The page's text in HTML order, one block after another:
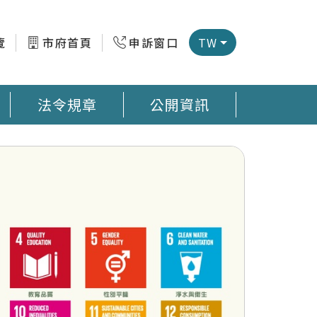
市府首頁 申訴窗口 TW
法令規章 公開資訊
測器地圖 臺南市公廁地圖 回收站地圖網預防登革熱